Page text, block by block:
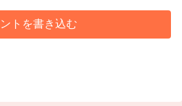
トを書き込む